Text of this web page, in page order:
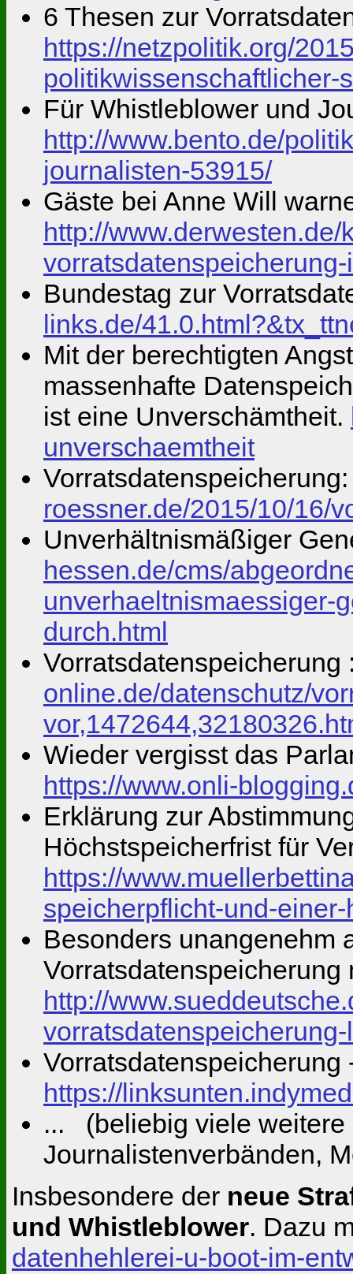
6 Thesen zur
https://netzpolitik.org/
politikwissenschaftlicher-
Für Whistleblower und
http://www.bento.de/
journalisten-53915/
Gäste bei Anne Will
http://
Bundestag zur
links.de/
Mit der berechtigten
massenhafte
ist eine Unverschämtheit.
unverschaemtheit
roessner.de/2015/10/16/
Unverhältnismäßiger
hessen.de/cms/
unverhaeltnismaessiger-
durch.html
online.de/datenschutz/
Wieder vergisst das
https://www.onli-
Erklärung zur
Höchstspeicherfrist für
https://
speicherpflicht-und-
Besonders unangenehm
http://
https://
... (beliebig viele weitere
Journalistenverbänden,
Insbesondere der neue
und Whistleblower. Dazu
datenhehlerei-u-boot-im-